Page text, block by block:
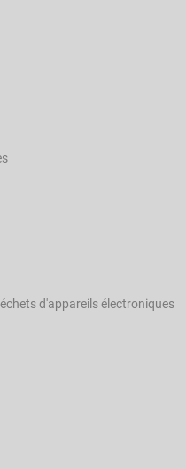
d'appareils électroniques